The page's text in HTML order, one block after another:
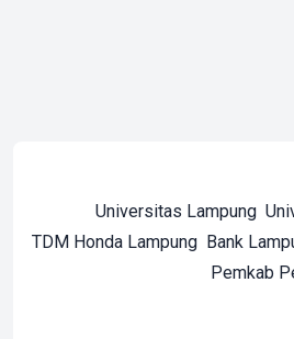
Universitas Lampung
TDM Honda Lampung Bank
Pemkab